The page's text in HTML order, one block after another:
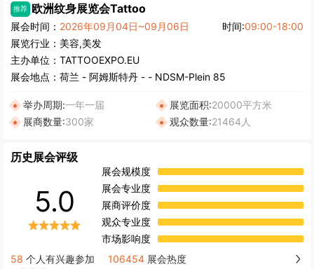
推荐 欧洲纹身展览会Tattoo
展会时间： 2026年09月04日~09月06日 时间:09:00-18:00
展览行业： 美容,美发
主办单位： TATTOOEXPO.EU
展会地点： 荷兰 - 阿姆斯特丹 - - NDSM-Plein 85
举办周期:一年一届 展览面积:20000平方米
展商数量:300家 观众数量:21464人
历史展会评级
5.0
展会规模度
展会专业度
展商评价度
观众专业度
市场影响度
58 个人有兴趣参加 106454 展会热度